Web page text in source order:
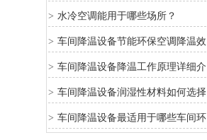
> 水冷空调能用于哪些场所？
> 车间降温设备节能环保空调降温效
果怎么样？
> 车间降温设备降温工作原理详细介
绍
> 车间降温设备润湿性材料如何选择
> 车间降温设备最适用于哪些车间环